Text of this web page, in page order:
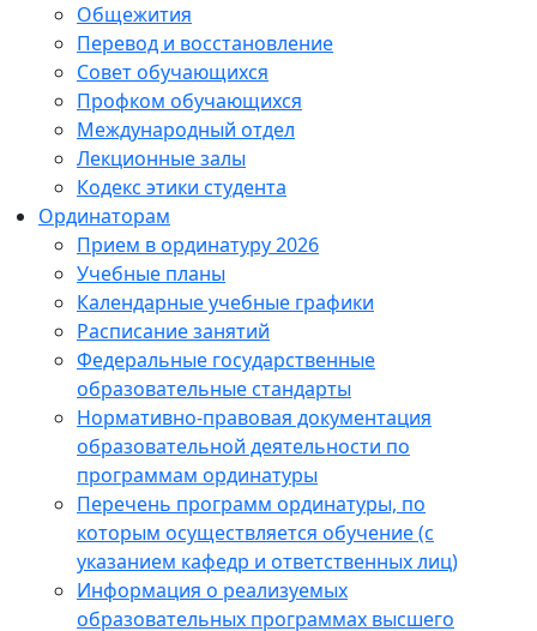
Общежития
Перевод и восстановление
Совет обучающихся
Профком обучающихся
Международный отдел
Лекционные залы
Кодекс этики студента
Ординаторам
Прием в ординатуру 2026
Учебные планы
Календарные учебные графики
Расписание занятий
Федеральные государственные
образовательные стандарты
Нормативно-правовая документация
образовательной деятельности по
программам ординатуры
Перечень программ ординатуры, по
которым осуществляется обучение (с
указанием кафедр и ответственных лиц)
Информация о реализуемых
образовательных программах высшего